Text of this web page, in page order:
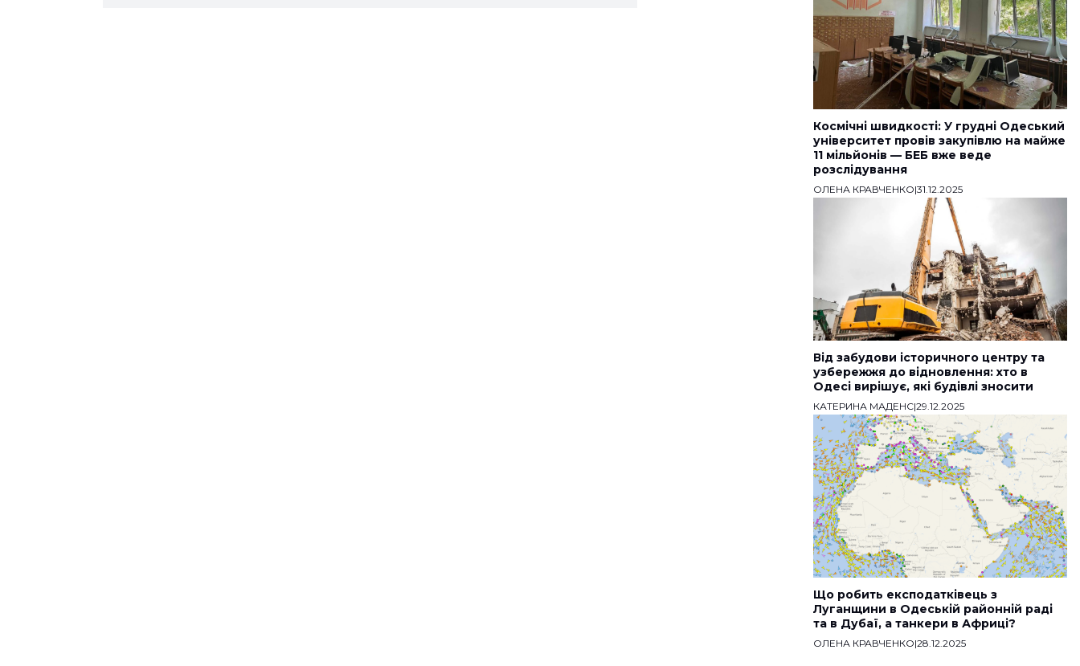
Космічні швидкості: У грудні Одеський
університет провів закупівлю на майже
11 мільйонів — БЕБ вже веде
розслідування
ОЛЕНА КРАВЧЕНКО|31.12.2025
Від забудови історичного центру та
узбережжя до відновлення: хто в
Одесі вирішує, які будівлі зносити
КАТЕРИНА МАДЕНС|29.12.2025
Що робить експодатківець з
Луганщини в Одеській районній раді
та в Дубаї, а танкери в Африці?
ОЛЕНА КРАВЧЕНКО|28.12.2025